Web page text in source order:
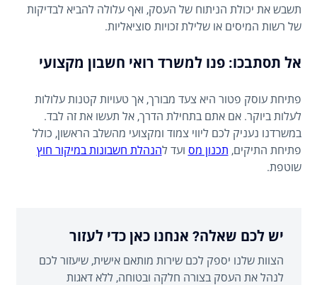
תשבש את יכולת הניתוח של העסק, ואף עלולה להביא לבדיקות
של רשות המיסים או שלילת זכויות סוציאליות.
אל תסתבכו: פנו למשרד רואי חשבון מקצועי
פתיחת עוסק פטור היא צעד מבורך, אך טעויות קטנות עלולות
לעלות ביוקר. אם אתם בתחילת הדרך, אל תעשו את זה לבד.
במשרדנו נעניק לכם ליווי צמוד ומקצועי מהשלב הראשון, כולל
פתיחת התיקים, תכנון מס ועד להנהלת חשבונות במיקור חוץ
שוטפת.
יש לכם שאלה? אנחנו כאן כדי לעזור
הצוות שלנו יספק לכם שירות מותאם אישית, שיעזור לכם
לנהל את העסק בצורה חלקה ובטוחה, ללא דאגות